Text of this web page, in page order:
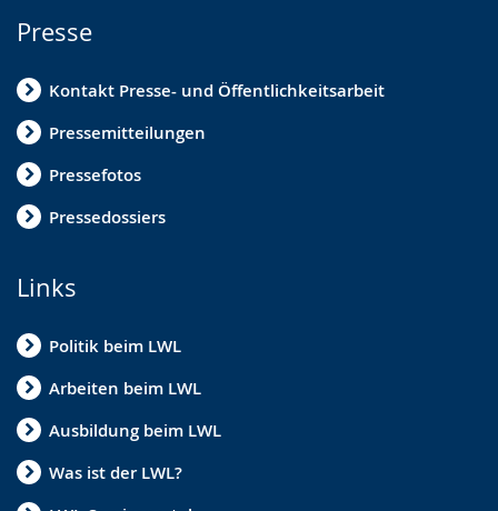
Presse
Kontakt Presse- und Öffentlichkeitsarbeit
Pressemitteilungen
Pressefotos
Pressedossiers
Links
Politik beim LWL
Arbeiten beim LWL
Ausbildung beim LWL
Was ist der LWL?